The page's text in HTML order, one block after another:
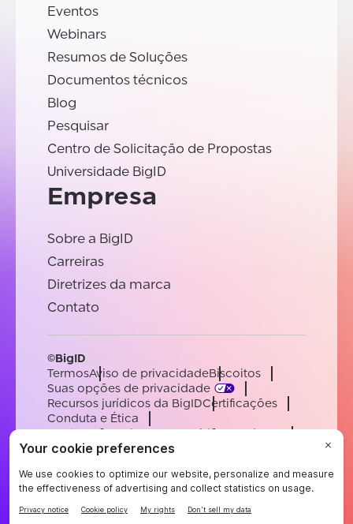
Eventos
Webinars
Resumos de Soluções
Documentos técnicos
Blog
Pesquisar
Centro de Solicitação de Propostas
Universidade BigID
Empresa
Sobre a BigID
Carreiras
Diretrizes da marca
Contato
©BigID
TermosAviso de privacidadeBiscoitos
Suas opções de privacidade
Recursos jurídicos da BigIDCertificações
Conduta e Ética
Declaração sobre a escravidão moderna
SubprocessadoresApoiar
EnglishGermanFrenchSpanishPortuguese